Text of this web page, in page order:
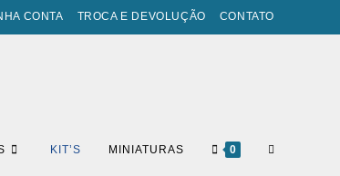
CONTA TROCA E DEVOLUÇÃO CONTATO
KIT’S MINIATURAS 0